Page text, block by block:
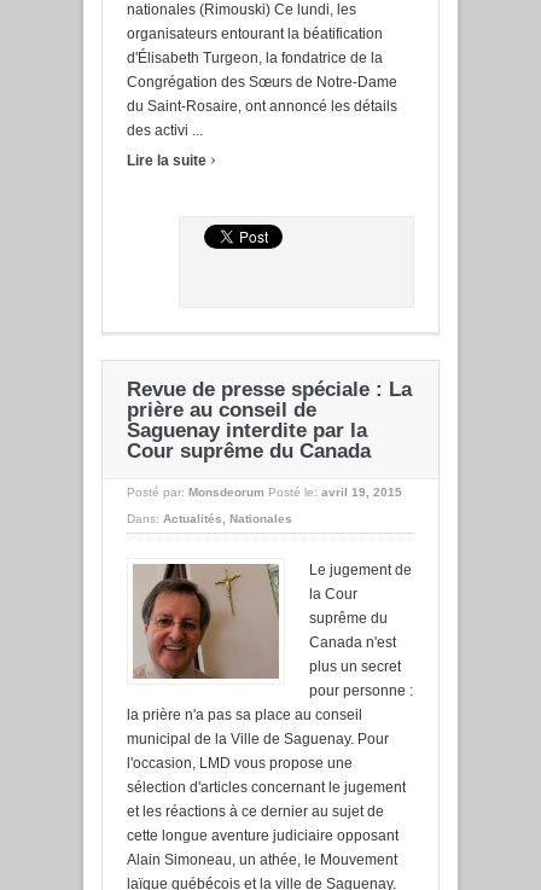
nationales (Rimouski) Ce lundi, les
organisateurs entourant la béatification
d'Élisabeth Turgeon, la fondatrice de la
Congrégation des Sœurs de Notre-Dame
du Saint-Rosaire, ont annoncé les détails
des activi ...
Lire la suite ›
Revue de presse spéciale : La
prière au conseil de
Saguenay interdite par la
Cour suprême du Canada
Posté par: Monsdeorum Posté le: avril 19, 2015
Dans: Actualités, Nationales
Le jugement de
la Cour
suprême du
Canada n'est
plus un secret
pour personne :
la prière n'a pas sa place au conseil
municipal de la Ville de Saguenay. Pour
l'occasion, LMD vous propose une
sélection d'articles concernant le jugement
et les réactions à ce dernier au sujet de
cette longue aventure judiciaire opposant
Alain Simoneau, un athée, le Mouvement
laïque québécois et la ville de Saguenay.